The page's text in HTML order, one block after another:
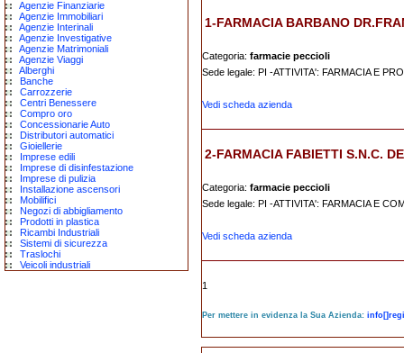
Agenzie Finanziarie
Agenzie Immobiliari
Agenzie Interinali
Agenzie Investigative
Agenzie Matrimoniali
Agenzie Viaggi
Alberghi
Banche
Carrozzerie
Centri Benessere
Compro oro
Concessionarie Auto
Distributori automatici
Gioiellerie
Imprese edili
Imprese di disinfestazione
Imprese di pulizia
Installazione ascensori
Mobilifici
Negozi di abbigliamento
Prodotti in plastica
Ricambi Industriali
Sistemi di sicurezza
Traslochi
Veicoli industriali
1-FARMACIA BARBANO
Categoria: farmacie peccioli
Sede legale: PI -ATTIVITA': FARMACIA E
Vedi scheda azienda
2-FARMACIA FABIETTI S.N.C.
Categoria: farmacie peccioli
Sede legale: PI -ATTIVITA': FARMACIA E
Vedi scheda azienda
1
Per mettere in evidenza la Sua Azienda: